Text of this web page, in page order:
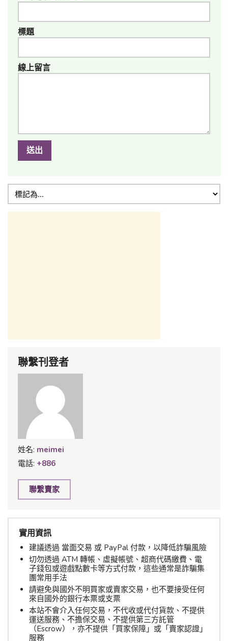
標題
線上留言
送出
聯繫刊登者
姓名: meimei
電話: +886
聯繫賣家
實用資訊
建議透過 當面交易 或 PayPal 付款，以降低詐騙風險
切勿透過 ATM 轉帳、虛擬帳號、超商代碼繳費、電
子錢包或遊戲點數卡等方式付款，這些通常是詐騙集
團常用手法
請避免與國外不明買家或賣家交易，也不要接受任何
來自國外的銀行本票或支票
本站不會介入任何交易，不代收或代付貨款、不提供
運送服務、不擔保交易、不提供第三方託管
（Escrow），亦不提供「買家保障」或「賣家認證」
服務